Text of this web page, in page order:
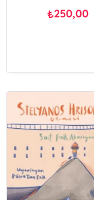
₺250,00